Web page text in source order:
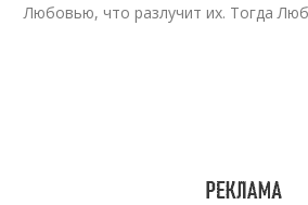
Любовью, что разлучит их. Тогда